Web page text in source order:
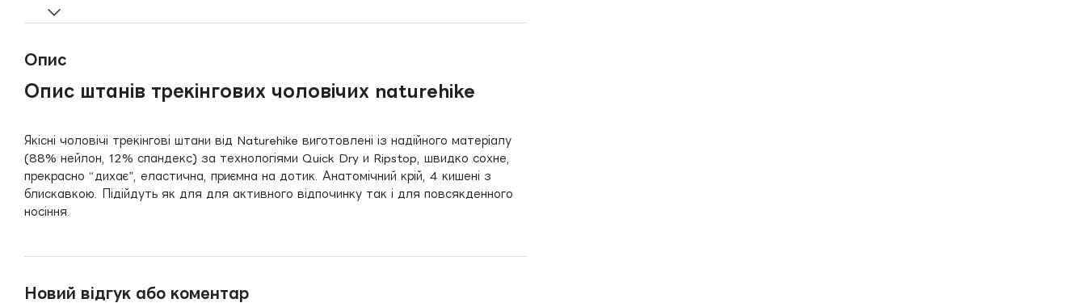
Опис
Опис штанів трекінгових чоловічих naturehike
Якісні чоловічі трекінгові штани від Naturehike виготовлені із надійного матеріалу
(88% нейлон, 12% спандекс) за технологіями Quick Dry и Ripstop, швидко сохне,
прекрасно “дихає”, еластична, приємна на дотик. Анатомічний крій, 4 кишені з
блискавкою. Підійдуть як для для активного відпочинку так і для повсякденного
носіння.
Новий відгук або коментар